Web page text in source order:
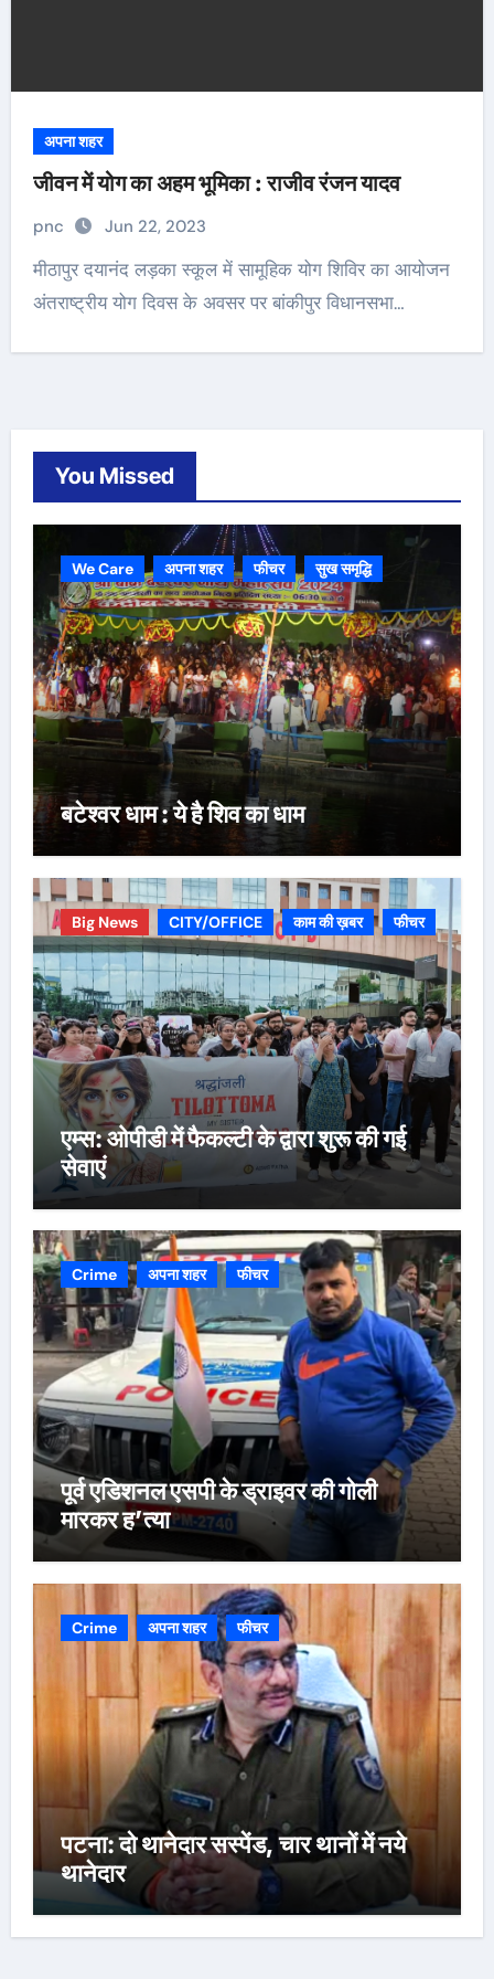
अपना शहर
जीवन में योग का अहम भूमिका : राजीव रंजन यादव
pnc Jun 22, 2023
मीठापुर दयानंद लड़का स्कूल में सामूहिक योग शिविर का आयोजन
अंतराष्ट्रीय योग दिवस के अवसर पर बांकीपुर विधानसभा…
You Missed
We Care अपना शहर फीचर सुख समृद्धि
बटेश्वर धाम : ये है शिव का धाम
Big News CITY/OFFICE काम की ख़बर फीचर
एम्स: ओपीडी में फैकल्टी के द्वारा शुरू की गई
सेवाएं
Crime अपना शहर फीचर
पूर्व एडिशनल एसपी के ड्राइवर की गोली
मारकर ह’त्या
Crime अपना शहर फीचर
पटना: दो थानेदार सस्पेंड, चार थानों में नये
थानेदार